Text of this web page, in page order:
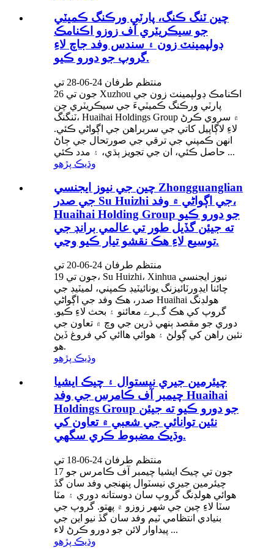
چين ٽنگ ڪنگ، پارٽي ورڪنگ ڪميٽي
جو سيڪريٽري آف زوزو اڪنامڪ
ڊولپمينٽ زون ۽ سندس وفد جاچ لاءِ
گروپ جو دورو ڪيو.
منتظم طرفان 24-06-28 تي
26 جون تي Xuzhou اڪنامڪ ڊولپمينٽ زون جي
پارٽي ورڪنگ ڪميٽيءَ جي سيڪريٽري چن
ٽنگنگ، Huaihai Holdings Group ۾ سروي ڪرڻ
لاءِ لاڳاپيل کاتي جي سربراهن جي اڳواڻي ڪئي.
انهن ڪمپني جي ترقي جي صورتحال جي ڄاڻ
حاصل ڪئي، ان جي تجويز ٻڌي، ۽ مدد ڪئي ...
وڌيڪ پڙهو
چين جي نيوز ايجنسي Zhongguanglian
جي صدر Su Huizhi جي اڳواڻي ۾ وفد،
Huaihai Holding Group جو دورو ڪيو
ته جيئن گڏيل طور تي عالمي برانڊ جي
توسيع لاءِ هڪ نقشو تيار ڪيو وڃي.
منتظم طرفان 24-06-20 تي
19 جون تي، Su Huizhi، Xinhua نيوز ايجنسي
چائنا ايڊورٽائيزنگ يونائيٽيڊ ڪمپني، لميٽيڊ جي
صدر، هڪ وفد جي اڳواڻي Huaihai هولڊنگ
گروپ کي هڪ گہرے معائنو ۽ بحث لاءِ ڪيو.
دوري جو مقصد ٻنهي ڌرين جي وچ ۾ تعاون جي
نئين راهن کي ڳولڻ ۽ هوائي هاائي کي فروغ ڏيڻ
هو.
وڌيڪ پڙهو
چيئرمين جيري نيستوال ۽ چيڪ ايشيا
چيمبر آف ڪامرس جي وفد Huaihai
Holdings Group جو دورو ڪيو ته جيئن
نئين توانائي جي شعبي ۾ تعاون کي
وڌيڪ مضبوط ڪري سگهي.
منتظم طرفان 24-06-18 تي
17 جون تي چيڪ ايشيا چيمبر آف ڪامرس جو
چيئرمين جيري نيسٽوال پنهنجي وفد سان گڏ
هوائي هولڊنگ گروپ سان دوستانه دوري ۽ مٽا
سٽا لاءِ چين جي شهر زوزو ۾ پهتو. گروپ جي
بنيادي انتظامي ٽيم وفد سان گڏ نيو اين جي
پيداوار لائن جو دورو ڪرڻ لاء ...
وڌيڪ پڙهو